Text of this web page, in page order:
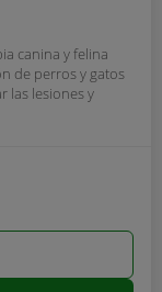
canina y felina
de perros y gatos
las lesiones y